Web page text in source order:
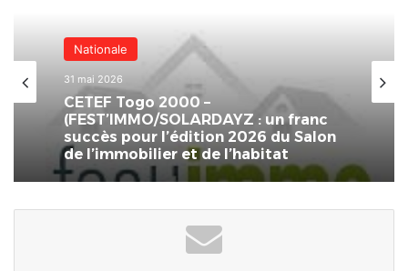
Nationale
31 mai 2026
CETEF Togo 2000 –
(FEST’IMMO/SOLARDAYZ : un franc
succès pour l’édition 2026 du Salon
de l’immobilier et de l’habitat